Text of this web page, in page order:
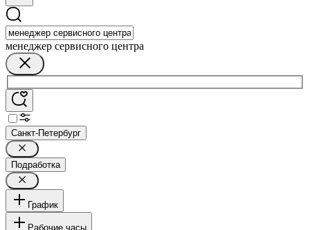
менеджер сервисного центра
Санкт-Петербург
Подработка
График
Рабочие часы